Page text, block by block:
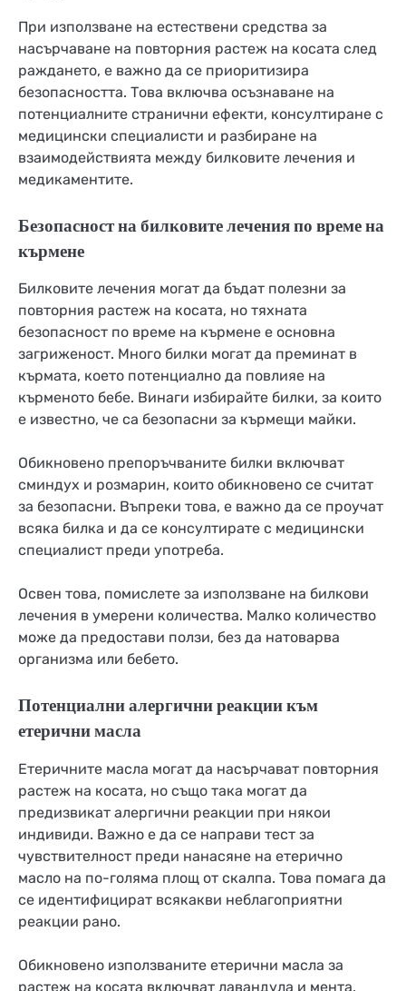
При използване на естествени средства за
насърчаване на повторния растеж на косата след
раждането, е важно да се приоритизира
безопасността. Това включва осъзнаване на
потенциалните странични ефекти, консултиране с
медицински специалисти и разбиране на
взаимодействията между билковите лечения и
медикаментите.
Безопасност на билковите лечения по време на
кърмене
Билковите лечения могат да бъдат полезни за
повторния растеж на косата, но тяхната
безопасност по време на кърмене е основна
загриженост. Много билки могат да преминат в
кърмата, което потенциално да повлияе на
кърменото бебе. Винаги избирайте билки, за които
е известно, че са безопасни за кърмещи майки.
Обикновено препоръчваните билки включват
сминдух и розмарин, които обикновено се считат
за безопасни. Въпреки това, е важно да се проучат
всяка билка и да се консултирате с медицински
специалист преди употреба.
Освен това, помислете за използване на билкови
лечения в умерени количества. Малко количество
може да предостави ползи, без да натоварва
организма или бебето.
Потенциални алергични реакции към
етерични масла
Етеричните масла могат да насърчават повторния
растеж на косата, но също така могат да
предизвикат алергични реакции при някои
индивиди. Важно е да се направи тест за
чувствителност преди нанасяне на етерично
масло на по-голяма площ от скалпа. Това помага да
се идентифицират всякакви неблагоприятни
реакции рано.
Обикновено използваните етерични масла за
растеж на косата включват лавандула и мента.